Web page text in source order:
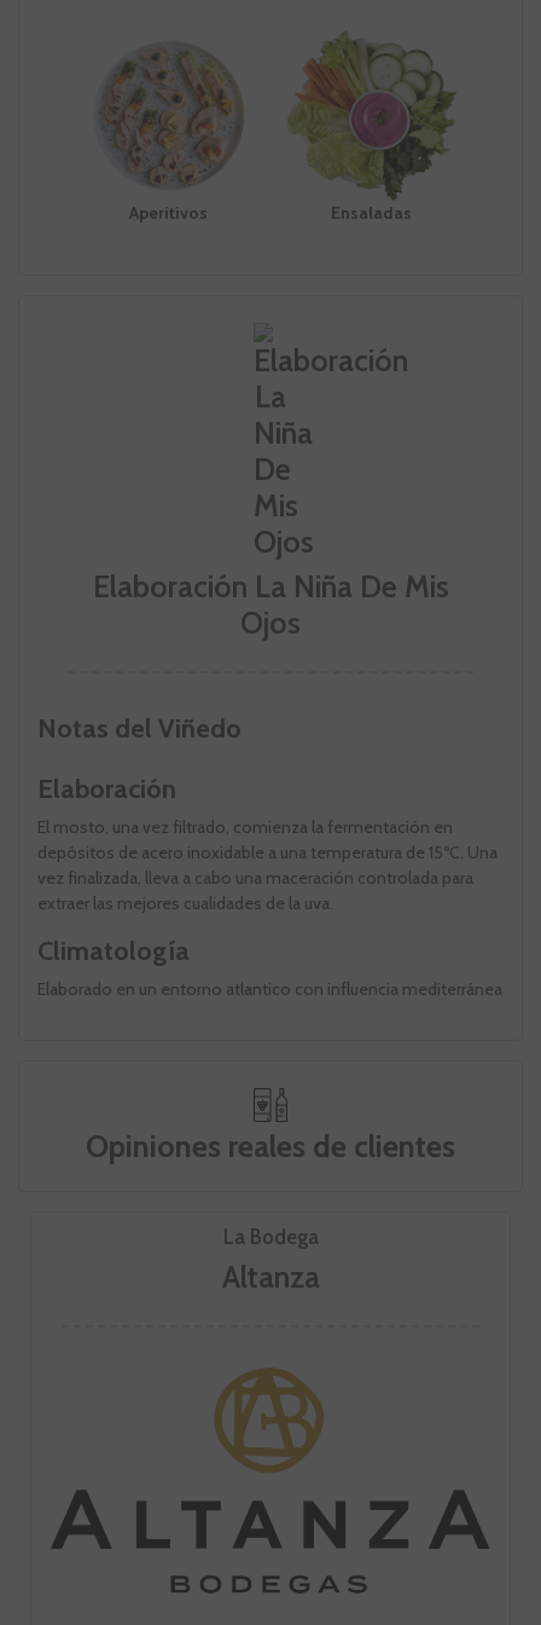
La Bodega
Altanza
Aperitivos Ensaladas
Elaboración La Niña De Mis
Ojos
Notas del Viñedo
Elaboración
El mosto, una vez filtrado, comienza la fermentación en
depósitos de acero inoxidable a una temperatura de 15ºC. Una
vez finalizada, lleva a cabo una maceración controlada para
extraer las mejores cualidades de la uva.
Climatología
Elaborado en un entorno atlantico con influencia mediterránea
Opiniones reales de clientes